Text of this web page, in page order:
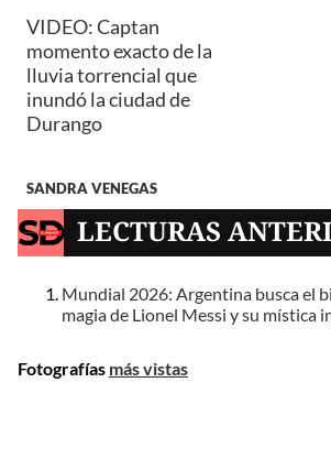
VIDEO: Captan
momento exacto de la
lluvia torrencial que
inundó la ciudad de
Durango
SANDRA VENEGAS
LECTURAS
Mundial 2026: Argentina busca el
magia de Lionel Messi y su mística
Fotografías más vistas